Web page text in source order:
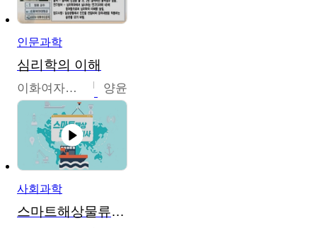
인문과학
심리학의 이해
이화여자대학교 양윤
사회과학
스마트해상물류관리사 교육과정2